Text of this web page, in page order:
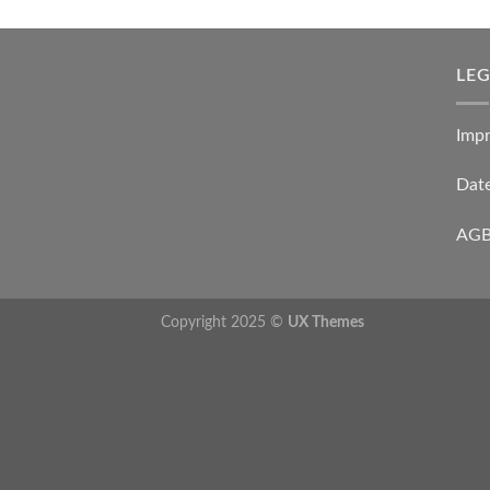
Copyright 2025 © UX Themes